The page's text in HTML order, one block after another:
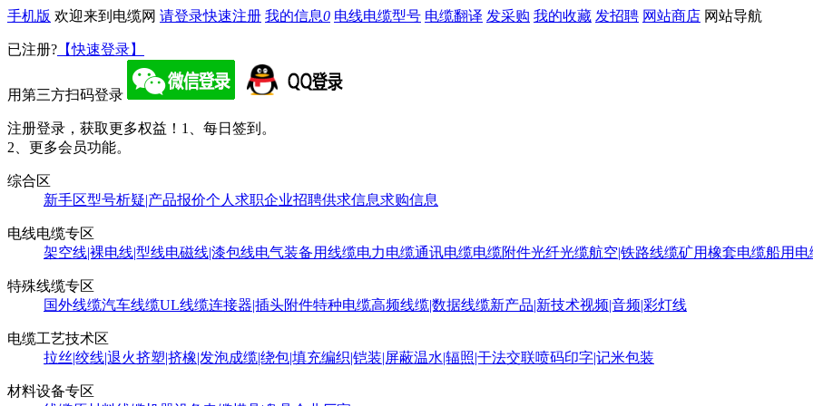
手机版 欢迎来到电缆网 请登录快速注册 我的信息0 电线电缆型号 电缆翻译 发采购 我的收藏 发招聘 网站商店 网站导航
已注册? 【快速登录】
用第三方扫码登录
注册登录，获取更多权益！ 1、每日签到。
2、更多会员功能。
综合区
新手区型号析疑|产品报价个人求职企业招聘供求信息求购信息
电线电缆专区
架空线|裸电线|型线电磁线|漆包线电气装备用线缆电力电缆通讯电缆电缆附件光纤光缆航空|铁路线缆矿用橡套电缆船用电
特殊线缆专区
国外线缆汽车线缆UL线缆连接器|插头附件特种电缆高频线缆|数据线缆新产品|新技术视频|音频|彩灯线
电缆工艺技术区
拉丝|绞线|退火挤塑|挤橡|发泡成缆|绕包|填充编织|铠装|屏蔽温水|辐照|干法交联喷码印字|记米包装
材料设备专区